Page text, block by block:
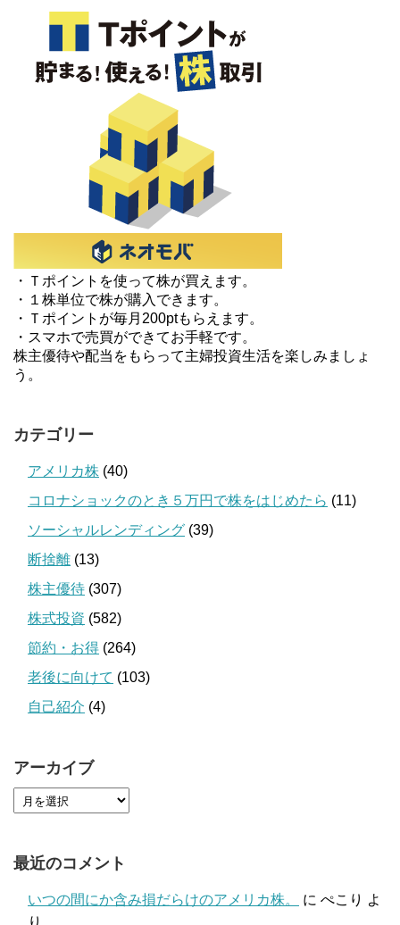
・Ｔポイントを使って株が買えます。
・１株単位で株が購入できます。
・Ｔポイントが毎月200ptもらえます。
・スマホで売買ができてお手軽です。
株主優待や配当をもらって主婦投資生活を楽しみましょ
う。
カテゴリー
アメリカ株 (40)
コロナショックのとき５万円で株をはじめたら (11)
ソーシャルレンディング (39)
断捨離 (13)
株主優待 (307)
株式投資 (582)
節約・お得 (264)
老後に向けて (103)
自己紹介 (4)
アーカイブ
最近のコメント
いつの間にか含み損だらけのアメリカ株。 に ぺこり よ
り